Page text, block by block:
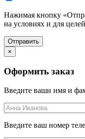
Нажимая кнопку
на условиях и для
Отправить
×
Оформить заказ
Введите ваши имя и
Введите ваш номер